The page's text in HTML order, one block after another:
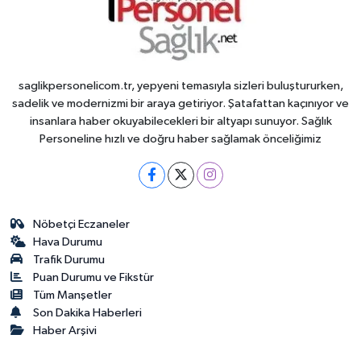
saglikpersonelicom.tr, yepyeni temasıyla sizleri buluştururken,
sadelik ve modernizmi bir araya getiriyor. Şatafattan kaçınıyor ve
insanlara haber okuyabilecekleri bir altyapı sunuyor. Sağlık
Personeline hızlı ve doğru haber sağlamak önceliğimiz
Nöbetçi Eczaneler
Hava Durumu
Trafik Durumu
Puan Durumu ve Fikstür
Tüm Manşetler
Son Dakika Haberleri
Haber Arşivi